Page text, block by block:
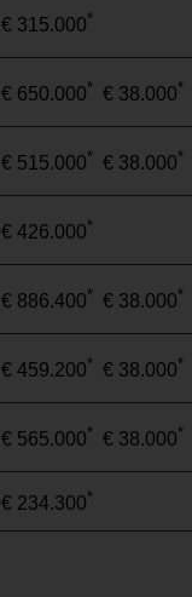
€ 315.000*
€ 650.000* € 38.000*
€ 515.000* € 38.000*
€ 426.000*
€ 886.400* € 38.000*
€ 459.200* € 38.000*
€ 565.000* € 38.000*
€ 234.300*